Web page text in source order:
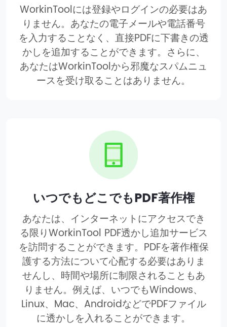
WorkinToolには登録やログインの必要はあ
りません。あなたの電子メールや電話番号
を入力することなく、直接PDFに下書きの透
かしを追加することができます。さらに、
あなたはWorkinToolから邪魔なスパムニュ
ースを受け取ることはありません。
いつでもどこでもPDF著作権
あなたは、インターネットにアクセスでき
る限りWorkinTool PDF透かし追加サービス
を訪問することができます。PDFを著作権保
護する方法について心配する必要はありま
せんし、時間や場所に制限されることもあ
りません。例えば、いつでもWindows、
Linux、Mac、AndroidなどでPDFファイル
に透かしを入れることができます。